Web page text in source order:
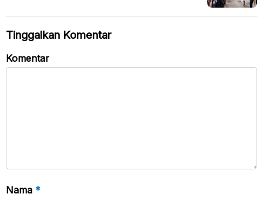
Tinggalkan Komentar
Komentar
Nama *